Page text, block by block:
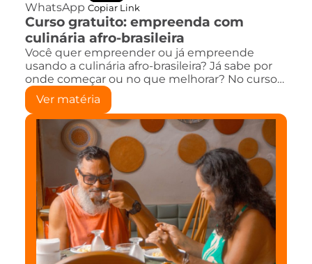
WhatsApp Copiar Link
Curso gratuito: empreenda com
culinária afro-brasileira
Você quer empreender ou já empreende
usando a culinária afro-brasileira? Já sabe por
onde começar ou no que melhorar? No curso…
Ver matéria